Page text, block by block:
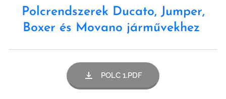
Polcrendszerek Ducato, Jumper,
Boxer és Movano járművekhez
POLC 1.PDF